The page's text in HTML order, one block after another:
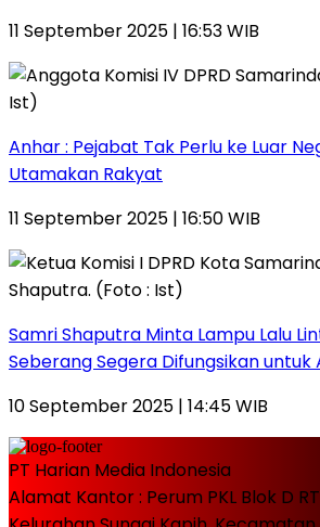
11 September 2025 | 16:53 WIB
Anhar : Pejabat Tak Perlu ke Luar
Utamakan Rakyat
11 September 2025 | 16:50 WIB
Samri Shaputra Minta Lampu Lalu
Seberang Segera Difungsikan untuk
10 September 2025 | 14:45 WIB
PT Harian Media Indonesia
Alamat Kantor : Perum PKL Blok D RT